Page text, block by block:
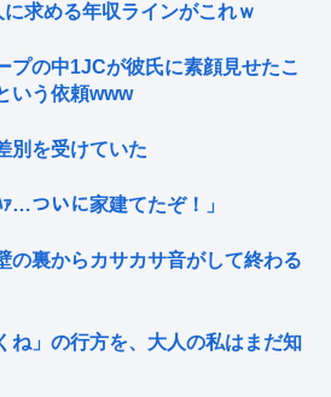
に求める年収ラインがこれｗ
プの中1JCが彼氏に素顔見せたこ
いう依頼www
別を受けていた
ｧ…ついに家建てたぞ！」
の裏からカサカサ音がして終わる
ね」の行方を、大人の私はまだ知